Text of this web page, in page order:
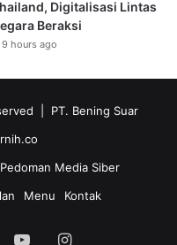
Digitalisasi Lintas
Beraksi
9 hours ago
| PT. Bening Suar
Pedoman Media Siber
Menu Kontak
YouTubeInstagram